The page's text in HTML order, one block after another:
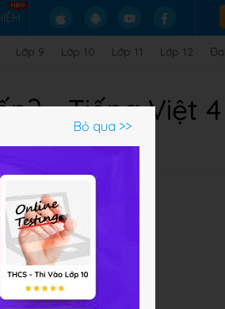
Lớp 9 Lớp 10 Lớp 11 Lớp 12
- Tiếng Việt 4
Bước
độc
Bỏ qua >>